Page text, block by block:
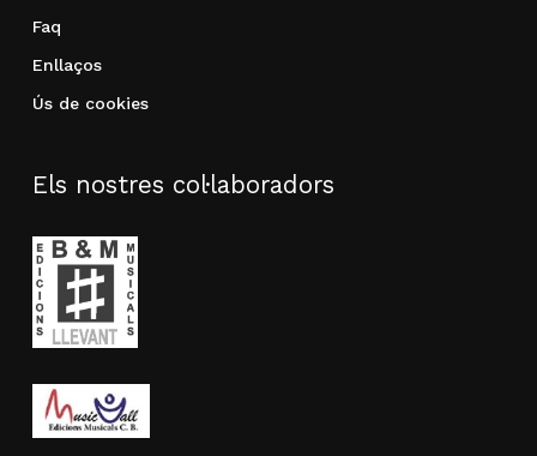
Faq
Enllaços
Ús de cookies
Els nostres col·laboradors